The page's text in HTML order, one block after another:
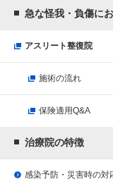
急な怪我・負傷に
アスリート整復院
施術の流れ
保険適用Q&A
治療院の特徴
感染予防・災害時の対